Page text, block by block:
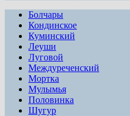
Болчары
Кондинское
Куминский
Леуши
Луговой
Междуреченский
Мортка
Мулымья
Половинка
Шугур